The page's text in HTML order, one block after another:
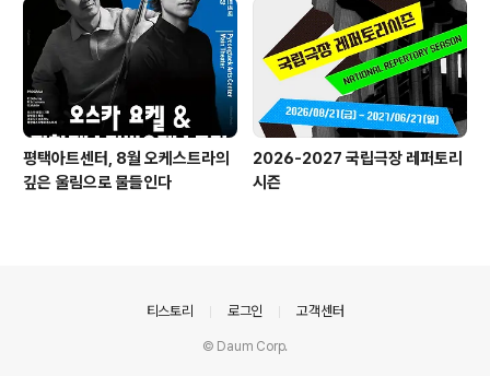
평택아트센터, 8월 오케스트라의
깊은 울림으로 물들인다
2026-2027 국립극장 레퍼토리
시즌
티스토리 로그인 고객센터
© Daum Corp.